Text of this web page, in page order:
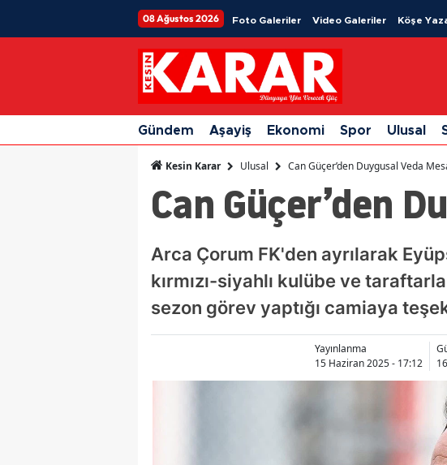
08 Ağustos 2026 Foto Galeriler Video Galeriler Köşe
Gündem Aşayiş Ekonomi Spor Ulusal
Kesin Karar Ulusal Can Güçer’den Duygusal Veda
Can Güçer’den
Arca Çorum FK'den ayrılarak
kırmızı-siyahlı kulübe ve
sezon görev yaptığı camiaya
Yayınlanma
15 Haziran 2025 - 17:12